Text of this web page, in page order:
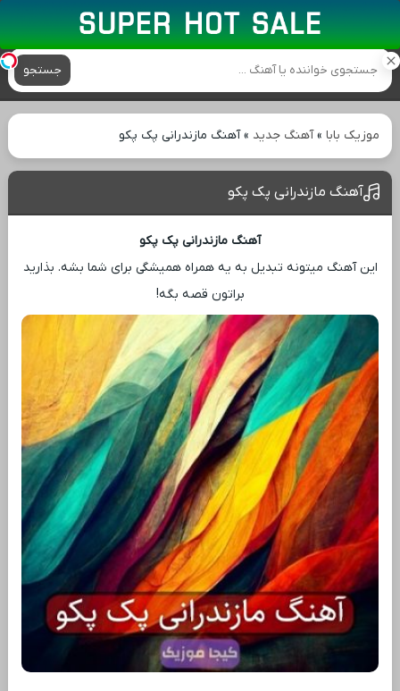
آهنگ های جدید
جستجو
موزیک بابا»آهنگ جدید »آهنگ مازندرانی پک پکو
آهنگ مازندرانی پک پکو
آهنگ مازندرانی پک پکو
این آهنگ میتونه تبدیل به یه همراه همیشگی برای شما بشه. بذارید
براتون قصه بگه!